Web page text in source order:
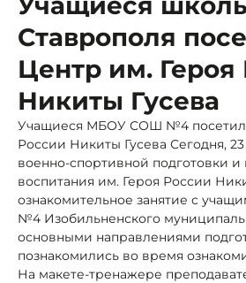
Ставрополя
Центр им. Героя
Никиты Гусева
Учащиеся МБОУ СОШ №4
России Никиты Гусева Сегодня,
военно-спортивной подготовки и
воспитания им. Героя России
ознакомительное занятие с
№4 Изобильненского
основными направлениями
познакомились во время
На макете-тренажере